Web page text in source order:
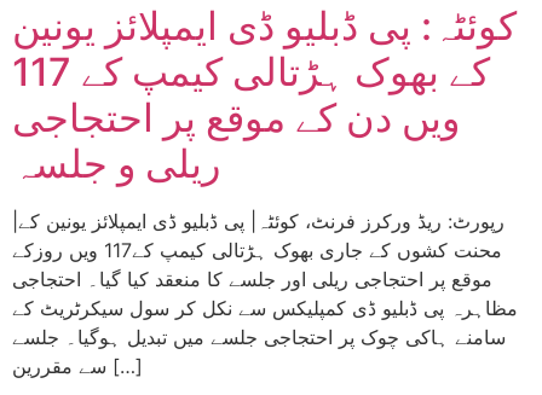
کوئٹہ: پی ڈبلیو ڈی ایمپلائز یونین
کے بھوک ہڑتالی کیمپ کے 117
ویں دن کے موقع پر احتجاجی
ریلی و جلسہ
محنت کشوں کے جاری بھوک ہڑتالی کیمپ کے117 ویں روزکے
موقع پر احتجاجی ریلی اور جلسے کا منعقد کیا گیا۔ احتجاجی
مظاہرہ پی ڈبلیو ڈی کمپلیکس سے نکل کر سول سیکرٹریٹ کے
سامنے ہاکی چوک پر احتجاجی جلسے میں تبدیل ہوگیا۔ جلسے
سے مقررین […]